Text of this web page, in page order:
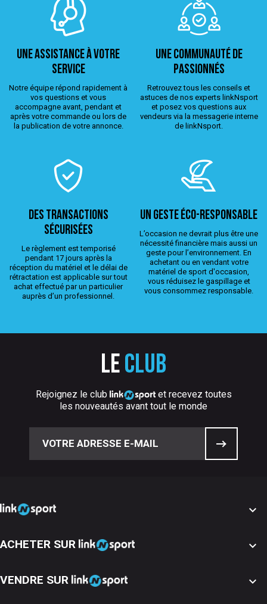
Une assistance à votre
service
Notre équipe répond rapidement à
vos questions et vous
accompagne avant, pendant et
après votre commande ou lors de
la publication de votre annonce.
Une Communauté de
passionnés
Retrouvez tous les conseils et
astuces de nos experts linkNsport
et posez vos questions aux
vendeurs via la messagerie interne
de linkNsport.
Des transactions
sécurisées
Le règlement est temporisé
pendant 17 jours après la
réception du matériel et le délai de
rétractation est applicable sur tout
achat effectué par un particulier
auprès d’un professionnel.
Un geste éco-responsable
L’occasion ne devrait plus être une
nécessité financière mais aussi un
geste pour l’environnement. En
achetant ou en vendant votre
matériel de sport d'occasion,
vous réduisez le gaspillage et
vous consommez responsable.
Le club
Rejoignez le club
et recevez toutes
les nouveautés avant tout le monde

ACHETER SUR 
VENDRE SUR 